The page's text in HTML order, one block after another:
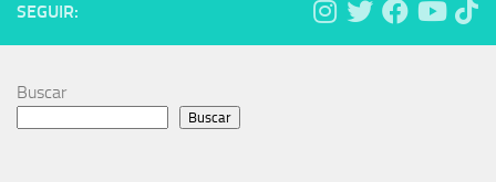
SEGUIR:
Buscar
Buscar